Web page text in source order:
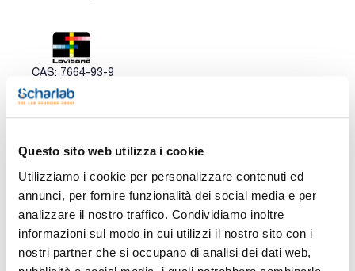
Questo sito web utilizza i cookie
Utilizziamo i cookie per personalizzare contenuti ed
annunci, per fornire funzionalità dei social media e per
analizzare il nostro traffico. Condividiamo inoltre
informazioni sul modo in cui utilizzi il nostro sito con i
nostri partner che si occupano di analisi dei dati web,
CAS: 7664-93-9
Confezionamento Codice
Disponibilità
Spagna
Italia
x u.
LOV-
282150
0 -
contatta i
ns.uffici
0 -
contatta i
ns.uffici